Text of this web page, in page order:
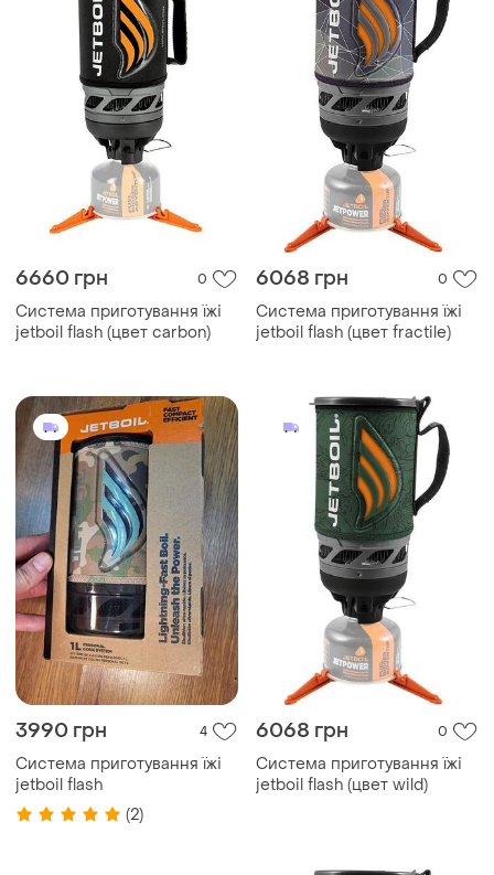
6660 грн 0
Система приготування їжі
jetboil flash (цвет carbon)
6068 грн 0
Система приготування їжі
jetboil flash (цвет fractile)
3990 грн 4
Система приготування їжі
jetboil flash
(2)
6068 грн 0
Система приготування їжі
jetboil flash (цвет wild)